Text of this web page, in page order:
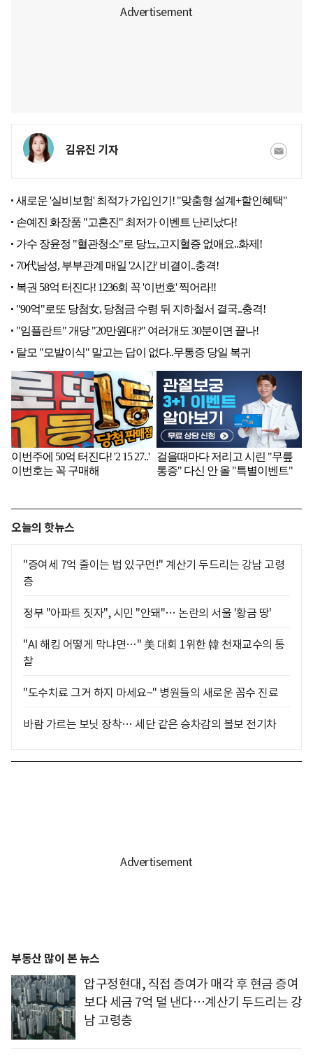
김유진 기자
오늘의 핫뉴스
"증여세 7억 줄이는 법 있구먼!" 계산기 두드리는 강남 고령
층
정부 "아파트 짓자", 시민 "안돼"… 논란의 서울 '황금 땅'
"AI 해킹 어떻게 막냐면…" 美 대회 1위한 韓 천재교수의 통
찰
"도수치료 그거 하지 마세요~" 병원들의 새로운 꼼수 진료
바람 가르는 보닛 장착… 세단 같은 승차감의 볼보 전기차
부동산 많이 본 뉴스
압구정현대, 직접 증여가 매각 후 현금 증여
보다 세금 7억 덜 낸다…계산기 두드리는 강
남 고령층